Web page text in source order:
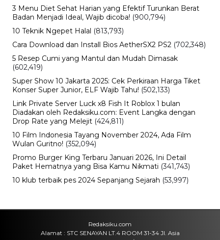
3 Menu Diet Sehat Harian yang Efektif Turunkan Berat
Badan Menjadi Ideal, Wajib dicoba! (900,794)
10 Teknik Ngepet Halal (813,793)
Cara Download dan Install Bios AetherSX2 PS2 (702,348)
5 Resep Cumi yang Mantul dan Mudah Dimasak
(602,419)
Super Show 10 Jakarta 2025: Cek Perkiraan Harga Tiket
Konser Super Junior, ELF Wajib Tahu! (502,133)
Link Private Server Luck x8 Fish It Roblox 1 bulan
Diadakan oleh Redaksiku.com: Event Langka dengan
Drop Rate yang Melejit (424,811)
10 Film Indonesia Tayang November 2024, Ada Film
Wulan Guritno! (352,094)
Promo Burger King Terbaru Januari 2026, Ini Detail
Paket Hematnya yang Bisa Kamu Nikmati (341,743)
10 klub terbaik pes 2024 Sepanjang Sejarah (53,997)
Redaksiku.com
Alamat : STC SENAYAN LT.4 ROOM 31-34 Jl. Asia